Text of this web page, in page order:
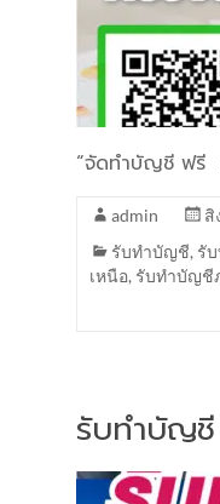
“จัดทำบัญชี ฟรี
admin
สิ
รับทำบัญชี, รั
เหนือ, รับทำบัญชี
รับทำบัญ